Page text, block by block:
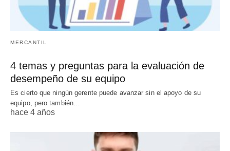
MERCANTIL
4 temas y preguntas para la evaluación de
desempeño de su equipo
Es cierto que ningún gerente puede avanzar sin el apoyo de su
equipo, pero también…
hace 4 años